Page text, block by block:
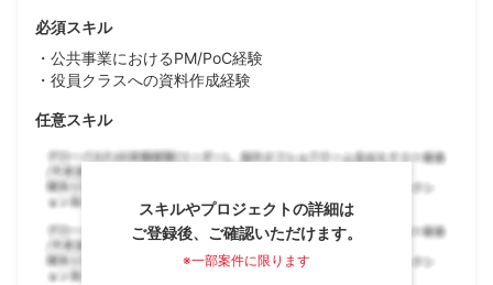
必須スキル
・公共事業におけるPM/PoC経験
・役員クラスへの資料作成経験
任意スキル
スキルやプロジェクトの詳細は
ご登録後、ご確認いただけます。
※一部案件に限ります